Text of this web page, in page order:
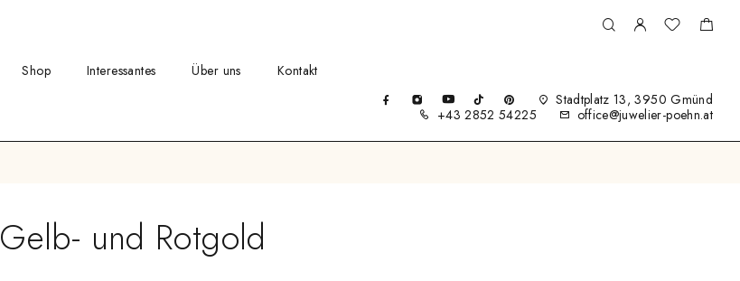
Shop Interessantes Über uns
Kontakt
Stadtplatz 13, 3950 Gmünd
+43 2852 54225
office@juwelier-poehn.at
Gelb- und Rotgold